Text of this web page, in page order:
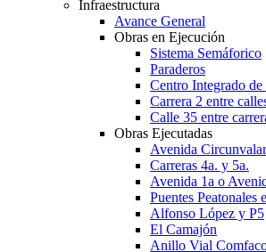
Infraestructura
Avance General
Obras en Ejecución
Sistema Semáforico
Paraderos
Centro Integrado
Carrera 2 entre
Calle 35 entre
Obras Ejecutadas
Avenida Circunvalar
Carreras 4a. y 5a.
Avenida 1a o
Puentes
Alfonso López y P5
El Camajón
Anillo Vial